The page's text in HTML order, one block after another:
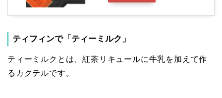
ティフィンで「ティーミルク」
ティーミルクとは、紅茶リキュールに牛乳を加えて作
るカクテルです。